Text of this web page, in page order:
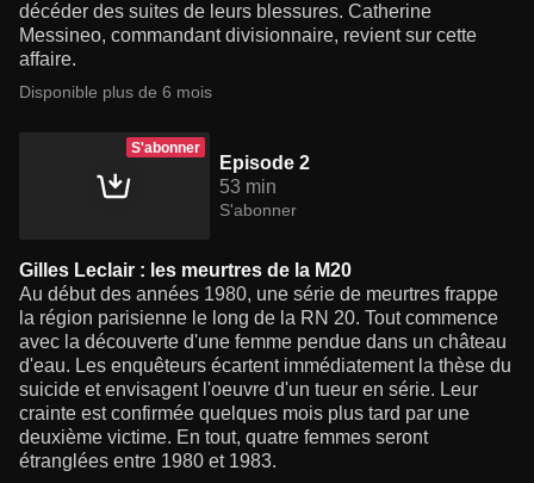
décéder des suites de leurs blessures. Catherine
Messineo, commandant divisionnaire, revient sur cette
affaire.
Disponible plus de 6 mois
S'abonner
Episode 2
53 min
S'abonner
Gilles Leclair : les meurtres de la M20
Au début des années 1980, une série de meurtres frappe
la région parisienne le long de la RN 20. Tout commence
avec la découverte d'une femme pendue dans un château
d'eau. Les enquêteurs écartent immédiatement la thèse du
suicide et envisagent l'oeuvre d'un tueur en série. Leur
crainte est confirmée quelques mois plus tard par une
deuxième victime. En tout, quatre femmes seront
étranglées entre 1980 et 1983.